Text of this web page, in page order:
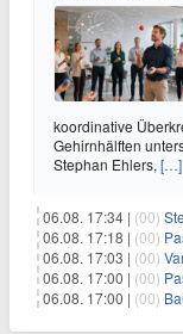
koordinative
Gehirnhälften
Stephan Ehlers, […]
06.08. 17:34 | (00)
06.08. 17:18 | (00)
06.08. 17:03 | (00)
06.08. 17:00 | (00)
06.08. 17:00 | (00)